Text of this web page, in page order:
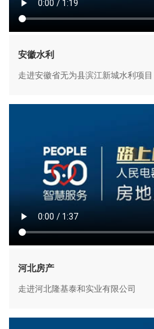
安徽水利
走进安徽省无为县滨江新城水利项目
河北房产
走进河北隆基泰和实业有限公司